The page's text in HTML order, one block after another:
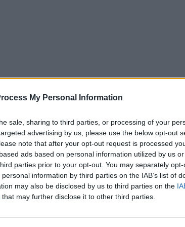
My Personal Information
sale, sharing to third parties, or processing of your
advertising by us, please use the below opt-out
note that after your opt-out request is processed
ads based on personal information utilized by us
parties prior to your opt-out. You may separately
information by third parties on the IAB’s list of
may also be disclosed by us to third parties on the
that may further disclose it to other third parties.